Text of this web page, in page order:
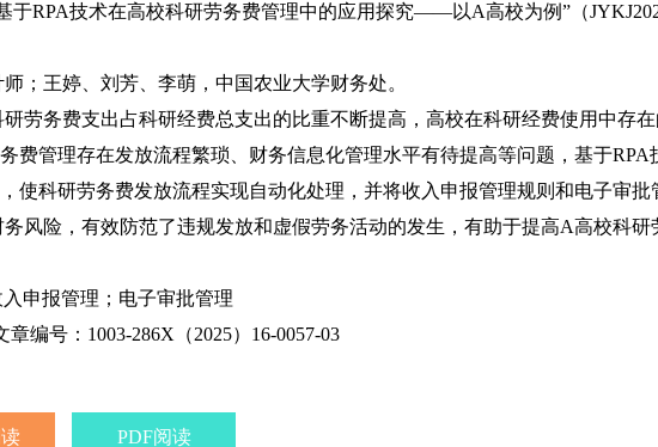
于RPA技术在高校科研劳务费管理中的应用探究——以A高校为例”（
；王婷、刘芳、李萌，中国农业大学财务处。
劳务费支出占科研经费总支出的比重不断提高，高校在科研经费使用中存
费管理存在发放流程繁琐、财务信息化管理水平有待提高等问题，基于RPA
使科研劳务费发放流程实现自动化处理，并将收入申报管理规则和电子审批
风险，有效防范了违规发放和虚假劳务活动的发生，有助于提高A高校科研
申报管理；电子审批管理
编号：1003-286X（2025）16-0057-03
PDF阅读